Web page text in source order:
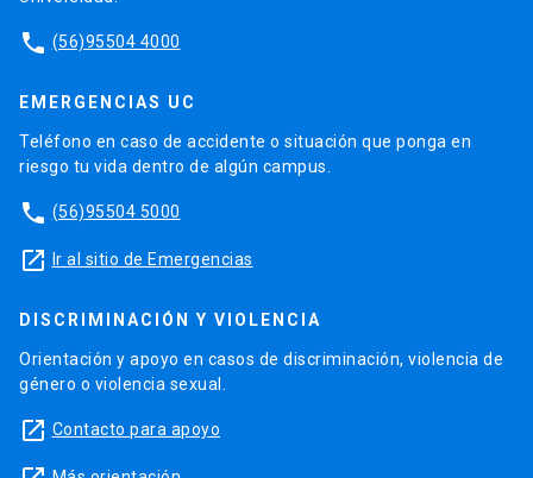
phone (56)95504 4000
EMERGENCIAS UC
Teléfono en caso de accidente o situación que ponga en
riesgo tu vida dentro de algún campus.
phone (56)95504 5000
launch Ir al sitio de Emergencias
DISCRIMINACIÓN Y VIOLENCIA
Orientación y apoyo en casos de discriminación, violencia de
género o violencia sexual.
launch Contacto para apoyo